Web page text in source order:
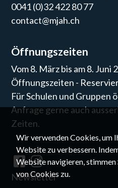
0041 (0)32 422 80 77
contact@mjah.ch
Öffnungszeiten
Vom 8. März bis am 8. Juni
Öffnungszeiten -
Für Schulen und Gruppen
Anfrage gerne auch
Zeiten.
Newsletter
Wir verwenden Cookies, um
Website zu verbessern.
Website navigieren, stimmen
von Cookies zu.